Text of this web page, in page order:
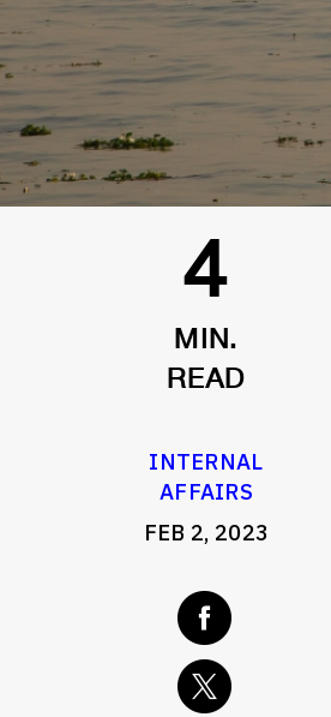
4
MIN.
READ
INTERNAL
AFFAIRS
FEB 2, 2023